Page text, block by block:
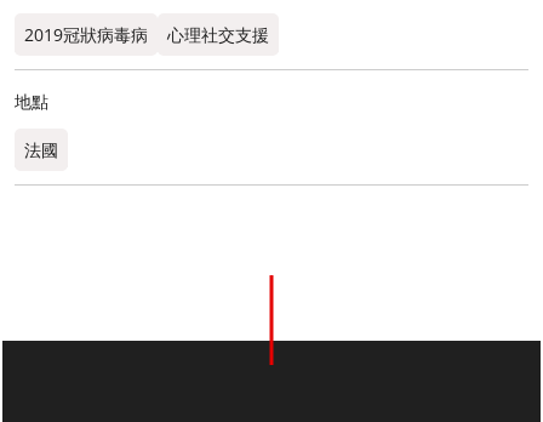
2019冠狀病毒病 心理社交支援
地點
法國